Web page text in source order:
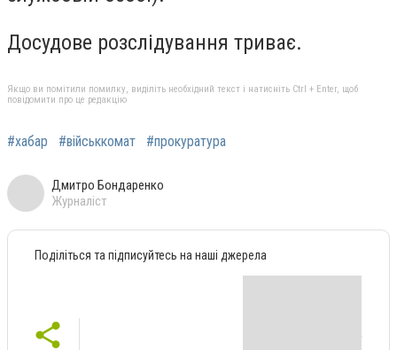
Досудове розслідування триває.
Якщо ви помітили помилку, виділіть необхідний текст і натисніть Ctrl + Enter, щоб
повідомити про це редакцію
#хабар #військкомат #прокуратура
Дмитро Бондаренко
Журналіст
Поділіться та підписуйтесь на наші джерела